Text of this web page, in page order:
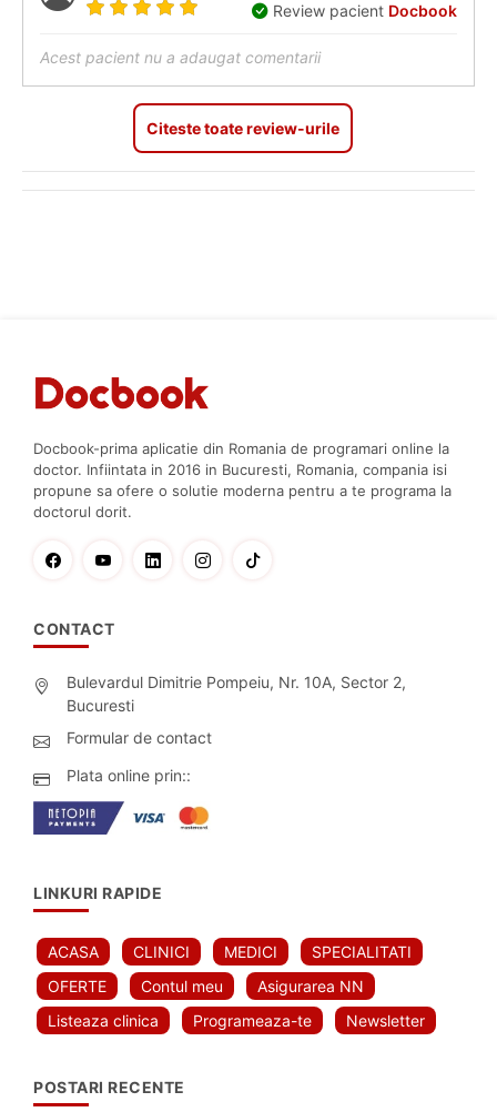
Review pacient Docbook
Acest pacient nu a adaugat comentarii
Citeste toate review-urile
Docbook-prima aplicatie din Romania de programari online la
doctor. Infiintata in 2016 in Bucuresti, Romania, compania isi
propune sa ofere o solutie moderna pentru a te programa la
doctorul dorit.
CONTACT
Bulevardul Dimitrie Pompeiu, Nr. 10A, Sector 2,
Bucuresti
Formular de contact
Plata online prin::
LINKURI RAPIDE
ACASA CLINICI MEDICI
SPECIALITATI
OFERTE
Contul meu
Asigurarea NN
Listeaza clinica
Programeaza-te Newsletter
POSTARI RECENTE